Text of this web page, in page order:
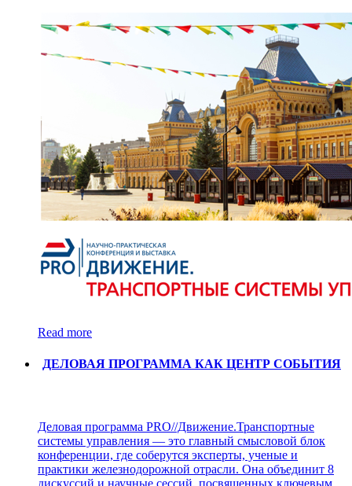
Read more
ДЕЛОВАЯ ПРОГРАММА КАК ЦЕНТР СОБЫТИЯ
Деловая программа PRO//Движение.Транспортные
системы управления — это главный смысловой блок
конференции, где соберутся эксперты, ученые и
практики железнодорожной отрасли. Она объединит 8
дискуссий и научные сессий, посвященных ключевым